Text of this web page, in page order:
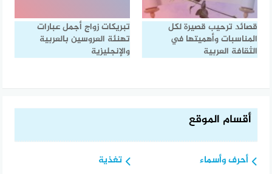
قصائد ترحيب قصيرة لكل
المناسبات وأهميتها في
الثقافة العربية
تبريكات زواج أجمل عبارات
تهنئة العروسين بالعربية
والإنجليزية
أقسام الموقع
أحرف وأسماء تغذية